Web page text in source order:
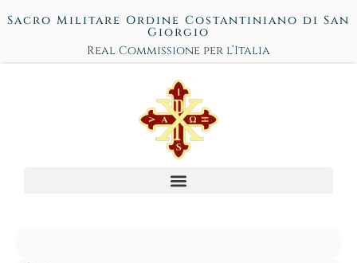
Sacro Militare Ordine Costantiniano di San
Giorgio
Real Commissione per l’Italia